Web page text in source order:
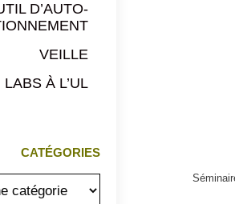
CATÉGORIES
D’AUTO-
VEILLE
LABS À L’UL